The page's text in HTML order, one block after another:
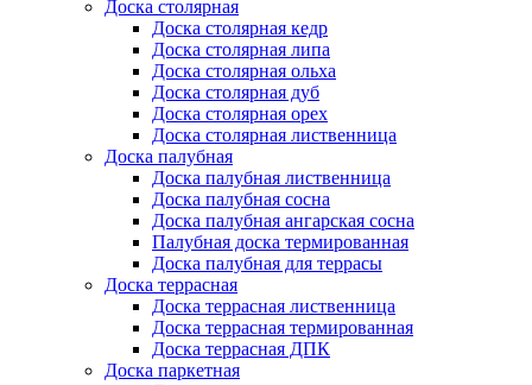
Доска столярная
Доска столярная кедр
Доска столярная липа
Доска столярная ольха
Доска столярная дуб
Доска столярная орех
Доска столярная лиственница
Доска палубная
Доска палубная лиственница
Доска палубная сосна
Доска палубная ангарская сосна
Палубная доска термированная
Доска палубная для террасы
Доска террасная
Доска террасная лиственница
Доска террасная термированная
Доска террасная ДПК
Доска паркетная